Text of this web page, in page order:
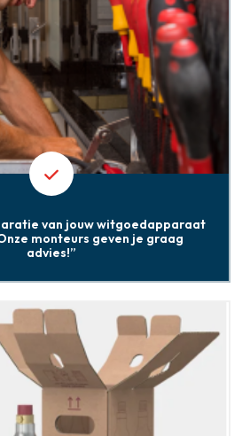
van jouw witgoedapparaat
monteurs geven je graag
advies!”